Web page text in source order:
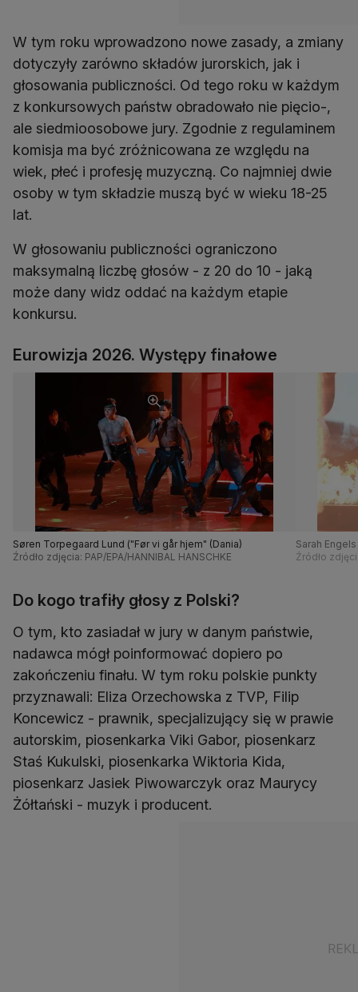
W tym roku wprowadzono nowe zasady, a zmiany
dotyczyły zarówno składów jurorskich, jak i
głosowania publiczności. Od tego roku w każdym
z konkursowych państw obradowało nie pięcio-,
ale siedmioosobowe jury. Zgodnie z regulaminem
komisja ma być zróżnicowana ze względu na
wiek, płeć i profesję muzyczną. Co najmniej dwie
osoby w tym składzie muszą być w wieku 18-25
lat.
W głosowaniu publiczności ograniczono
maksymalną liczbę głosów - z 20 do 10 - jaką
może dany widz oddać na każdym etapie
konkursu.
Eurowizja 2026. Występy finałowe
Søren Torpegaard Lund ("Før vi går hjem" (Dania)
Źródło zdjęcia: PAP/EPA/HANNIBAL HANSCHKE
Sarah
Źródło
Do kogo trafiły głosy z Polski?
O tym, kto zasiadał w jury w danym państwie,
nadawca mógł poinformować dopiero po
zakończeniu finału. W tym roku polskie punkty
przyznawali: Eliza Orzechowska z TVP, Filip
Koncewicz - prawnik, specjalizujący się w prawie
autorskim, piosenkarka Viki Gabor, piosenkarz
Staś Kukulski, piosenkarka Wiktoria Kida,
piosenkarz Jasiek Piwowarczyk oraz Maurycy
Żółtański - muzyk i producent.